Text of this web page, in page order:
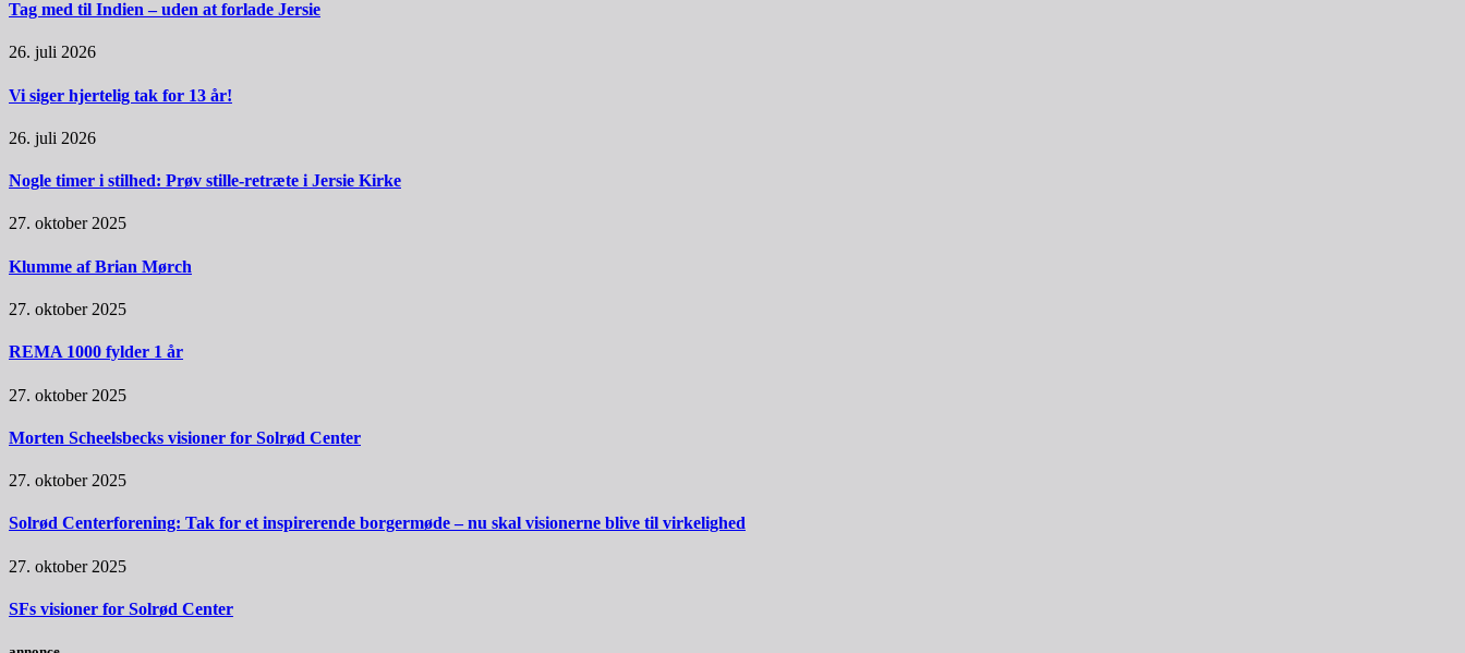
Tag med til Indien – uden at forlade Jersie
26. juli 2026
Vi siger hjertelig tak for 13 år!
26. juli 2026
Nogle timer i stilhed: Prøv stille-retræte i Jersie Kirke
27. oktober 2025
Klumme af Brian Mørch
27. oktober 2025
REMA 1000 fylder 1 år
27. oktober 2025
Morten Scheelsbecks visioner for Solrød Center
27. oktober 2025
Solrød Centerforening: Tak for et inspirerende borgermøde – nu skal visionerne blive til virkelighed
27. oktober 2025
SFs visioner for Solrød Center